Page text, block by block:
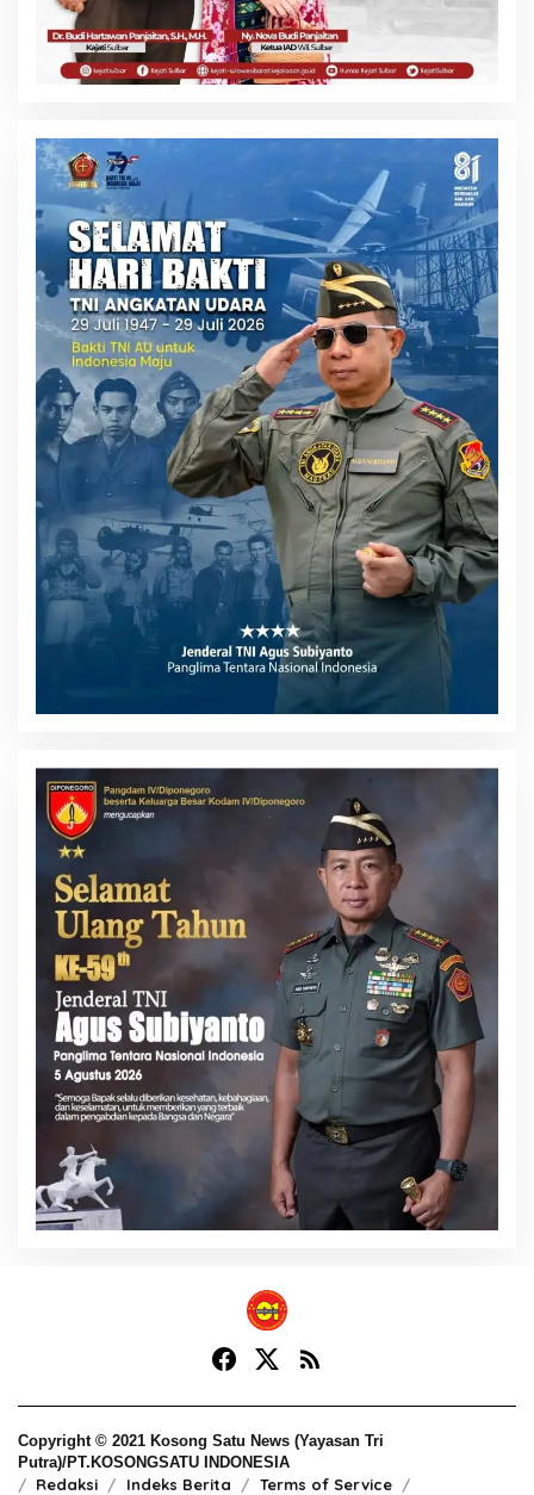
Copyright © 2021 Kosong Satu News (Yayasan Tri
Putra)/PT.KOSONGSATU INDONESIA
Redaksi Indeks Berita Terms of Service